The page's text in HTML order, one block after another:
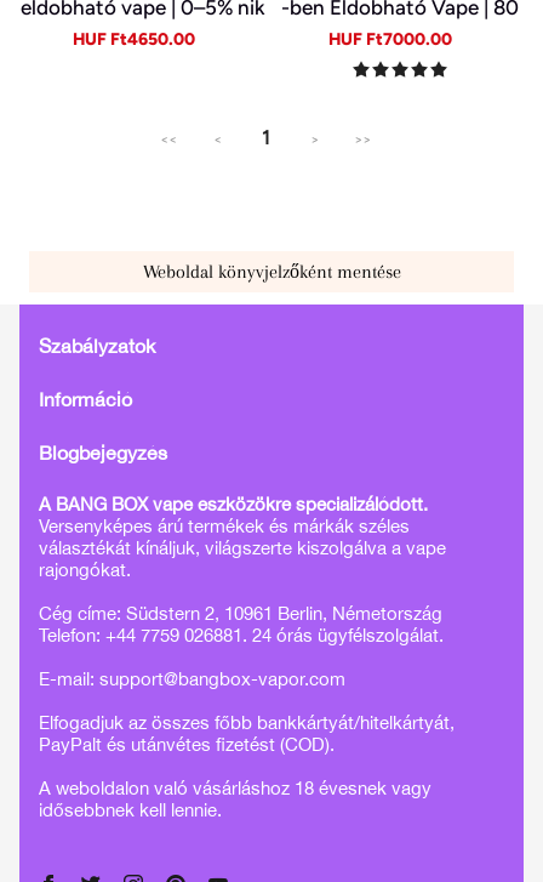
eldobható vape | 0–5% nik
otin | újratölthető, Type-C
Sale
HUF Ft4650.00
-ben Eldobható Vape | 80
000 Slukk, Több Íz Egy Ké
szülékben
Sale
HUF Ft7000.00
<< < 1 > >>
Weboldal könyvjelzőként mentése
Szabályzatok
Információ
Blogbejegyzés
A BANG BOX vape eszközökre specializálódott.
Versenyképes árú termékek és márkák széles
választékát kínáljuk, világszerte kiszolgálva a vape
rajongókat.
Cég címe: Südstern 2, 10961 Berlin, Németország
Telefon: +44 7759 026881. 24 órás ügyfélszolgálat.
E-mail: support@bangbox-vapor.com
Elfogadjuk az összes főbb bankkártyát/hitelkártyát,
PayPalt és utánvétes fizetést (COD).
A weboldalon való vásárláshoz 18 évesnek vagy
idősebbnek kell lennie.